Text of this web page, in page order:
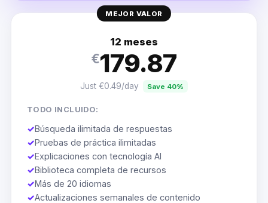
MEJOR VALOR
12 meses
€179.87
Just €0.49/day Save 40%
TODO INCLUIDO:
✓Búsqueda ilimitada de respuestas
✓Pruebas de práctica ilimitadas
✓Explicaciones con tecnología AI
✓Biblioteca completa de recursos
✓Más de 20 idiomas
✓Actualizaciones semanales de contenido